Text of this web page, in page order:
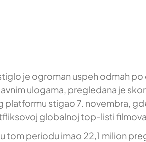
je ogroman uspeh odmah po
ulogama, pregledana je
stigao 7. novembra,
globalnoj top-listi
tom periodu imao 22,1 milion